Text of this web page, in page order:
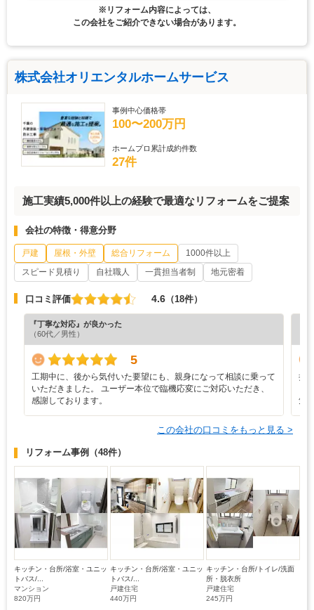
※リフォーム内容によっては、
この会社をご紹介できない場合があります。
株式会社オリエンタルホームサービス
事例中心価格帯
100〜200万円
ホームプロ累計成約件数
27件
施工実績5,000件以上の経験で最適なリフォームをご提案
会社の特徴・得意分野
戸建 屋根・外壁 総合リフォーム
1000件以上
スピード見積り
自社職人 一貫担当者制 地元密着
口コミ評価 4.6 （18件）
『丁寧な対応』が良かった
（60代／男性）
5
工期中に、後から気付いた要望にも、親身になって相談に乗って
いただきました。 ユーザー本位で臨機応変にご対応いただき、
感謝しております。
担
気
この会社の口コミをもっと見る >
リフォーム事例 （48件）
キッチン・台所/浴室・ユニッ
トバス/...
マンション
820万円
キッチン・台所/浴室・ユニッ
トバス/...
戸建住宅
440万円
キッチン・台所/トイレ/洗面
所・脱衣所
戸建住宅
245万円